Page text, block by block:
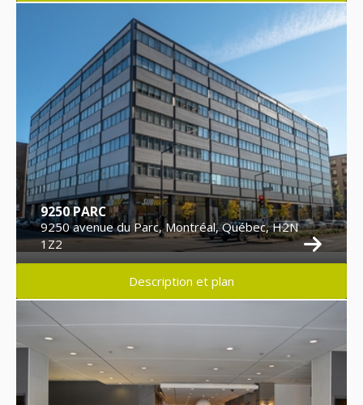
9250 PARC
9250 avenue du Parc, Montréal, Québec, H2N
1Z2
Description et plan